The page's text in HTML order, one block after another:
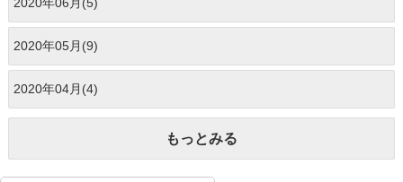
2020年06月(5)
2020年05月(9)
2020年04月(4)
もっとみる